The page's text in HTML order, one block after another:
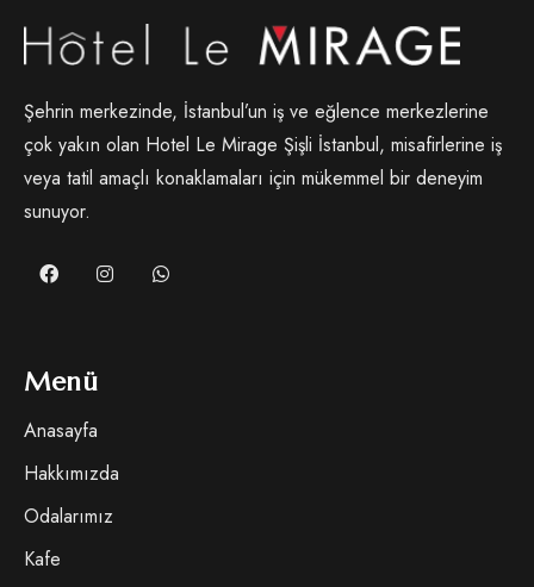
Şehrin merkezinde, İstanbul’un iş ve eğlence merkezlerine
çok yakın olan Hotel Le Mirage Şişli İstanbul, misafirlerine iş
veya tatil amaçlı konaklamaları için mükemmel bir deneyim
sunuyor.
Menü
Anasayfa
Hakkımızda
Odalarımız
Kafe